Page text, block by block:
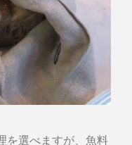
を選べますが、魚料